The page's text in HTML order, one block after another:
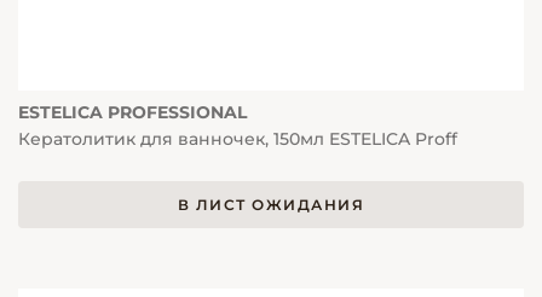
ESTELICA PROFESSIONAL
Кератолитик для ванночек, 150мл ESTELICA Proff
В ЛИСТ ОЖИДАНИЯ